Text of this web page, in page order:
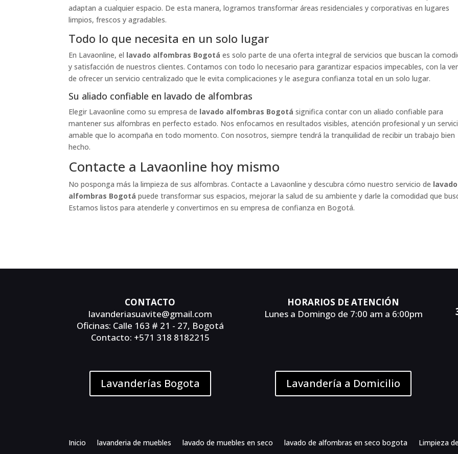
adaptan a cualquier espacio. De esta manera, logramos transformar áreas residenciales y corporativas en lugares
limpios, frescos y agradables.
Todo lo que necesita en un solo lugar
En Lavaonline, el lavado alfombras Bogotá es solo parte de una oferta integral de servicios que buscan la
y satisfacción de nuestros clientes. Contamos con todo lo necesario para garantizar espacios impecables, con la
de ofrecer un servicio centralizado que le evita complicaciones y le asegura confianza total en un solo lugar.
Su aliado confiable en lavado de alfombras
Elegir Lavaonline como su empresa de lavado alfombras Bogotá significa contar con un aliado confiable para
mantener sus alfombras en perfecto estado. Nos enfocamos en resultados visibles, atención profesional y un
amable que lo acompaña en todo momento. Con nosotros, siempre tendrá la tranquilidad de recibir un trabajo bien
hecho.
Contacte a Lavaonline hoy mismo
No posponga más la limpieza de sus alfombras. Contacte a Lavaonline y descubra cómo nuestro servicio de lavado
alfombras Bogotá puede transformar sus espacios, mejorar la salud de su ambiente y darle la comodidad que
Estamos listos para atenderle y convertirnos en su empresa de confianza en Bogotá.
CONTACTO
lavanderiasuavite@gmail.com
Oficinas: Calle 163 # 21 - 27, Bogotá
Contacto: +571 318 8182215
HORARIOS DE ATENCIÓN
Lunes a Domingo de 7:00 am a 6:00pm
Lavanderías Bogota Lavandería a Domicilio
Inicio lavanderia de muebles lavado de muebles en seco lavado de alfombras en seco bogota
Limpieza